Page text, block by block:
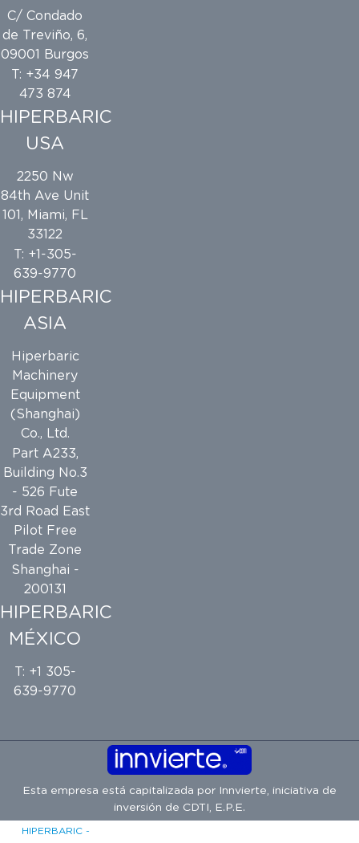
C/ Condado
de Treviño, 6,
09001 Burgos
T: +34 947
473 874
HIPERBARIC
USA
2250 Nw
84th Ave Unit
101, Miami, FL
33122
T: +1-305-
639-9770
HIPERBARIC
ASIA
Hiperbaric
Machinery
Equipment
(Shanghai)
Co., Ltd.
Part A233,
Building No.3
- 526 Fute
3rd Road East
Pilot Free
Trade Zone
Shanghai -
200131
HIPERBARIC
MÉXICO
T: +1 305-
639-9770
Esta empresa está capitalizada por Innvierte , iniciativa de
inversión de CDTI, E.P.E.
HIPERBARIC -